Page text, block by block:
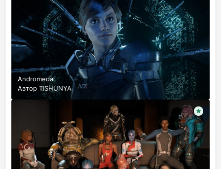
Andromeda
Автор TISHUNYA